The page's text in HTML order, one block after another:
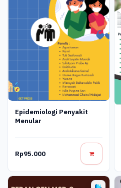
Epidemiologi Penyakit
Menular
Rp95.000